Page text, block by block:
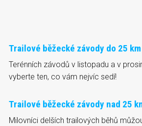
Trailové běžecké závody do 25 km
Terénních závodů v listopadu a v
vyberte ten, co vám nejvíc sedí!
Trailové běžecké závody nad 25
Milovníci delších trailových běhů